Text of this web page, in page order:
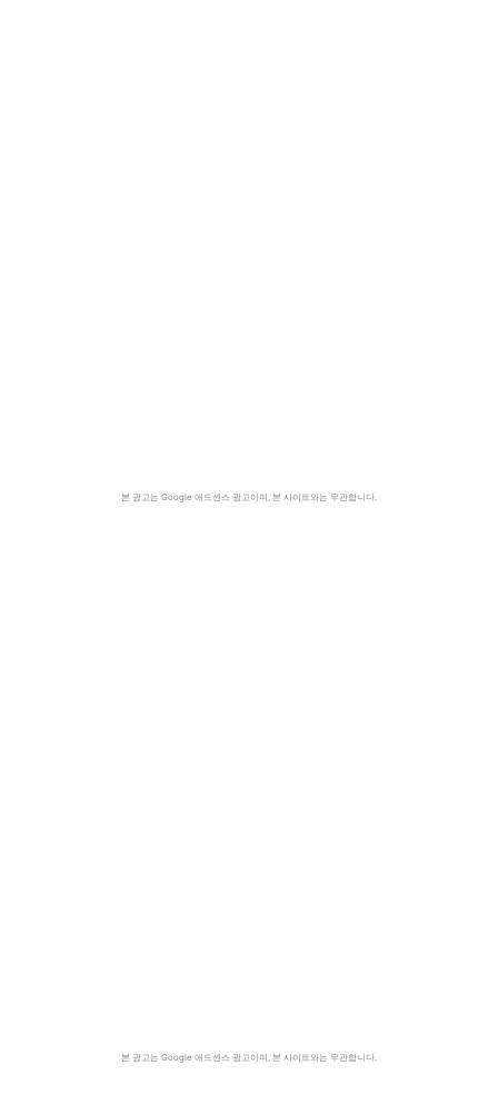
본 광고는 Google 애드센스 광고이며, 본 사이트와는 무관합니다.
본 광고는 Google 애드센스 광고이며, 본 사이트와는 무관합니다.